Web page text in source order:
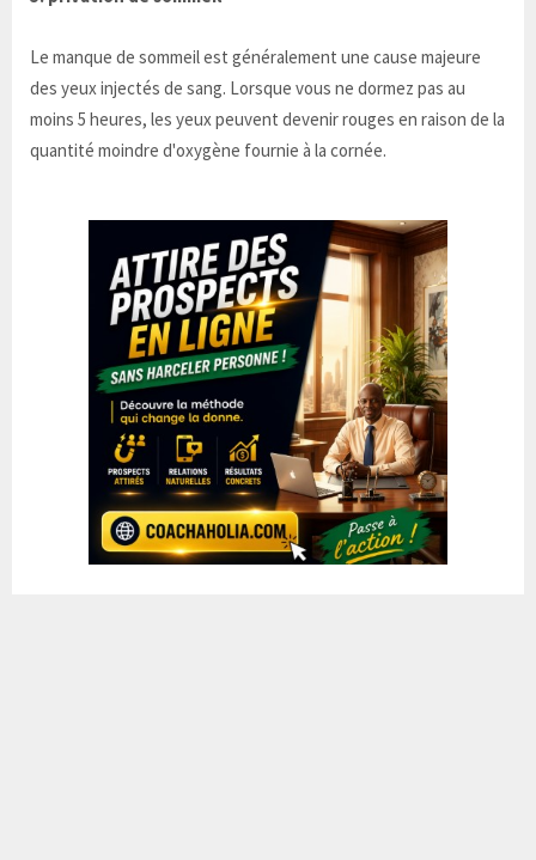
Le manque de sommeil est généralement une cause majeure
des yeux injectés de sang. Lorsque vous ne dormez pas au
moins 5 heures, les yeux peuvent devenir rouges en raison de la
quantité moindre d'oxygène fournie à la cornée.